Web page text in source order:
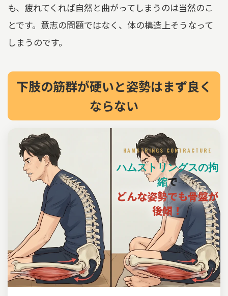
も、疲れてくれば自然と曲がってしまうのは当然のこ
とです。意志の問題ではなく、体の構造上そうなって
しまうのです。
下肢の筋群が硬いと姿勢はまず良く
ならない
HAMSTRINGS CONTRACTURE
ハムストリングスの拘
縮で
どんな姿勢でも骨盤が
後傾！